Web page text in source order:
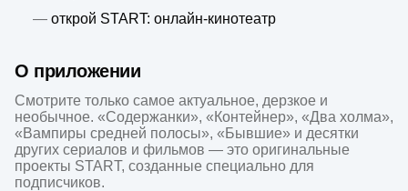
— открой START: онлайн-кинотеатр
О приложении
Смотрите только самое актуальное, дерзкое и
необычное. «Содержанки», «Контейнер», «Два холма»,
«Вампиры средней полосы», «Бывшие» и десятки
других сериалов и фильмов — это оригинальные
проекты START, созданные специально для
подписчиков.